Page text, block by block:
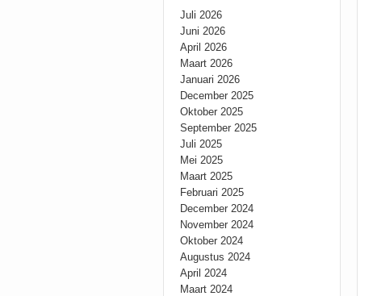
Juli 2026
Juni 2026
April 2026
Maart 2026
Januari 2026
December 2025
Oktober 2025
September 2025
Juli 2025
Mei 2025
Maart 2025
Februari 2025
December 2024
November 2024
Oktober 2024
Augustus 2024
April 2024
Maart 2024